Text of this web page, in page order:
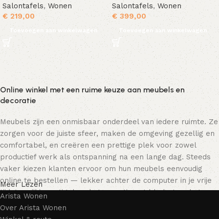
Salontafels,Wonen
€ 219,00
Toevoegen aan winkelwagen
Salontafels,Wonen
€399,00
Toevoegen aan winkelwagen
Online winkel met een ruime keuze aan meubels en
decoratie
Meubels zijn een onmisbaar onderdeel van iedere ruimte. Ze
zorgen voor de juiste sfeer, maken de omgeving gezellig en
comfortabel, en creëren een prettige plek voor zowel
productief werk als ontspanning na een lange dag. Steeds
vaker kiezen klanten ervoor om hun meubels eenvoudig
online te bestellen — lekker achter de computer in je vrije
tijd, terwijl je rustig door het assortiment bladert en het
meubelstuk kiest dat bij je past. Onze online winkel biedt
een uitgebreide catalogus met meubels voor zowel thuis als
Meer Lezen
Arista Wonen
Over Arista Wonen